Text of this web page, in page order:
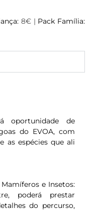
8€ | Pack Família:
oportunidade de
do EVOA, com
as espécies que ali
e Insetos:
poderá prestar
do percurso,